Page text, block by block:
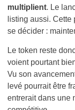
multiplient. Le
listing aussi.
se décider :
Le token reste
voient pourtant
Vu son
levé pourrait être
entrerait dans une